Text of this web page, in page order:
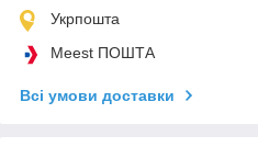
Укрпошта
Meest ПОШТА
Всі умови доставки